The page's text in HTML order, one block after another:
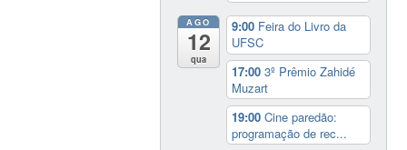
AGO
12
qua
9:00 Feira do Livro da
UFSC
17:003º Prêmio Zahidé
Muzart
19:00Cine paredão:
programação de rec...